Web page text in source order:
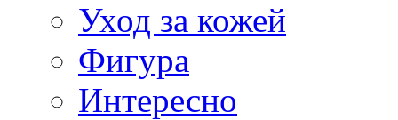
Уход за кожей
Фигура
Интересно